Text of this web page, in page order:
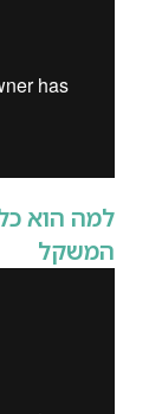
למה הוא
המשקל